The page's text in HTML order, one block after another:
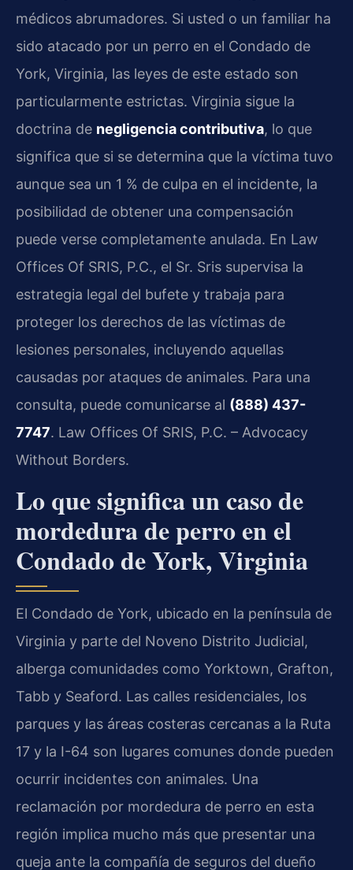
médicos abrumadores. Si usted o un familiar ha
sido atacado por un perro en el Condado de
York, Virginia, las leyes de este estado son
particularmente estrictas. Virginia sigue la
doctrina de negligencia contributiva, lo que
significa que si se determina que la víctima tuvo
aunque sea un 1 % de culpa en el incidente, la
posibilidad de obtener una compensación
puede verse completamente anulada. En Law
Offices Of SRIS, P.C., el Sr. Sris supervisa la
estrategia legal del bufete y trabaja para
proteger los derechos de las víctimas de
lesiones personales, incluyendo aquellas
causadas por ataques de animales. Para una
consulta, puede comunicarse al (888) 437-
7747. Law Offices Of SRIS, P.C. – Advocacy
Without Borders.
Lo que significa un caso de
mordedura de perro en el
Condado de York, Virginia
El Condado de York, ubicado en la península de
Virginia y parte del Noveno Distrito Judicial,
alberga comunidades como Yorktown, Grafton,
Tabb y Seaford. Las calles residenciales, los
parques y las áreas costeras cercanas a la Ruta
17 y la I-64 son lugares comunes donde pueden
ocurrir incidentes con animales. Una
reclamación por mordedura de perro en esta
región implica mucho más que presentar una
queja ante la compañía de seguros del dueño